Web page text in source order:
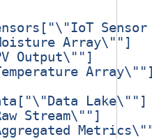
Sensor
Array\""]
Output\""]
Lake\""]
Stream\""]